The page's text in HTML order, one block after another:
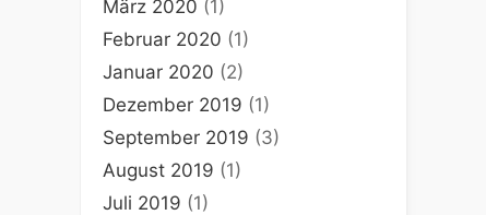
März 2020 (1)
Februar 2020 (1)
Januar 2020 (2)
Dezember 2019 (1)
September 2019 (3)
August 2019 (1)
Juli 2019 (1)